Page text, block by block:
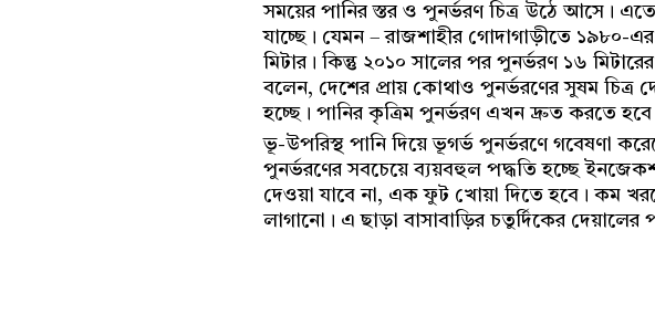
সময়ের পানির স্তর ও পুনর্ভরণ চিত্র উঠে আসে। এতে
যাচ্ছে। যেমন – রাজশাহীর গোদাগাড়ীতে ১৯৮০-
মিটার। কিন্তু ২০১০ সালের পর পুনর্ভরণ ১৬
বলেন, দেশের প্রায় কোথাও পুনর্ভরণের সুষম চিত্র
হচ্ছে। পানির কৃত্রিম পুনর্ভরণ এখন দ্রুত করতে
ভূ-উপরিস্থ পানি দিয়ে ভূগর্ভ পুনর্ভরণে গবেষণা
পুনর্ভরণের সবচেয়ে ব্যয়বহুল পদ্ধতি হচ্ছে
দেওয়া যাবে না, এক ফুট খোয়া দিতে হবে। কম
লাগানো। এ ছাড়া বাসাবাড়ির চতুর্দিকের